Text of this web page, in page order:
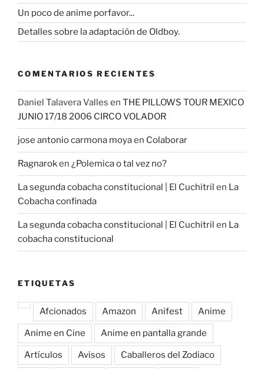
Un poco de anime porfavor...
Detalles sobre la adaptación de Oldboy.
COMENTARIOS RECIENTES
Daniel Talavera Valles en THE PILLOWS TOUR MEXICO
JUNIO 17/18 2006 CIRCO VOLADOR
jose antonio carmona moyaen Colaborar
Ragnaroken ¿Polemica o tal vez no?
La segunda cobacha constitucional | El Cuchitril en La
Cobacha confinada
La segunda cobacha constitucional | El Cuchitril en La
cobacha constitucional
ETIQUETAS
Afcionados Amazon Anifest Anime
Anime en Cine Anime en pantalla grande
Artículos Avisos Caballeros del Zodiaco